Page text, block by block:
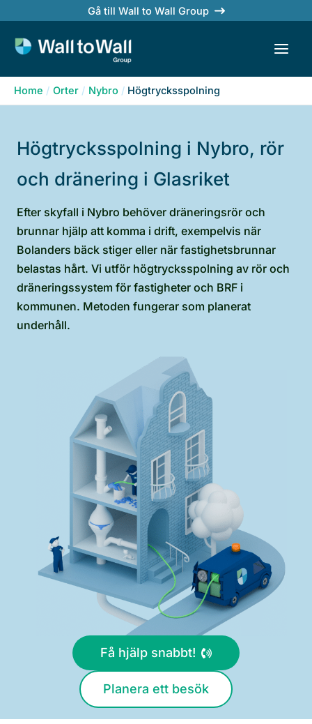
content
Gå till Wall to Wall Group
Home Orter Nybro Högtrycksspolning
Högtrycksspolning i Nybro, rör
och dränering i Glasriket
Efter skyfall i Nybro behöver dräneringsrör och
brunnar hjälp att komma i drift, exempelvis när
Bolanders bäck stiger eller när fastighetsbrunnar
belastas hårt. Vi utför högtrycksspolning av rör och
dräneringssystem för fastigheter och BRF i
kommunen. Metoden fungerar som planerat
underhåll.
Få hjälp snabbt!
Planera ett besök